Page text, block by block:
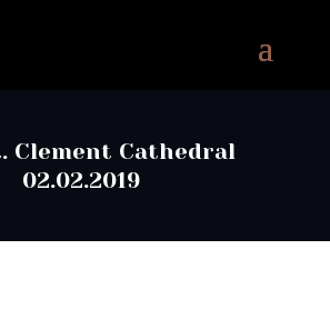
Clement Cathedral
02.02.2019